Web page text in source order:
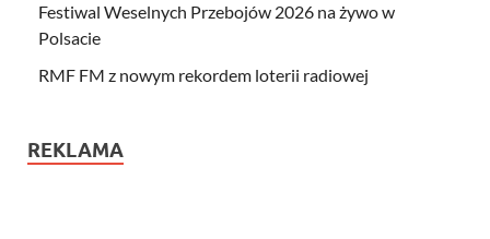
Festiwal Weselnych Przebojów 2026 na żywo w
Polsacie
RMF FM z nowym rekordem loterii radiowej
REKLAMA